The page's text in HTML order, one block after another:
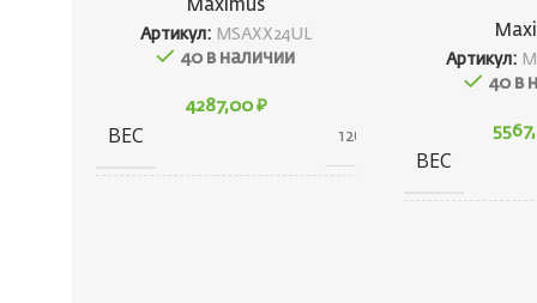
Maximus
Артикул: MSAXX24UL
40 в наличии
4287,00 ₽
ВЕС 126 г
Артикул:
40 в
ВЕС